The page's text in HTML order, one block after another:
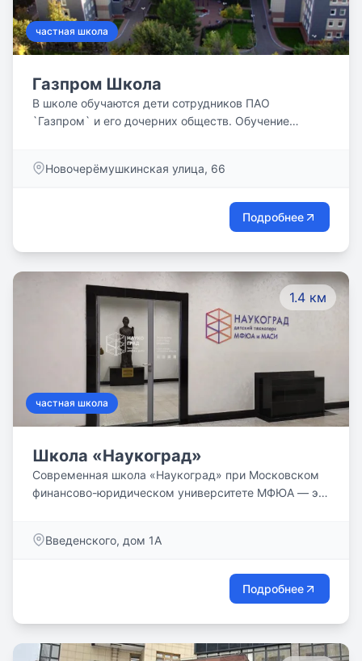
частная школа
Газпром Школа
В школе обучаются дети сотрудников ПАО
`Газпром` и его дочерних обществ. Обучение
Новочерёмушкинская улица, 66
Подробнее
1.4 км
частная школа
Школа «Наукоград»
Современная школа «Наукоград» при Московском
финансово-юридическом университете МФЮА — это
единой университетской системы подготовки
Введенского, дом 1А
Подробнее